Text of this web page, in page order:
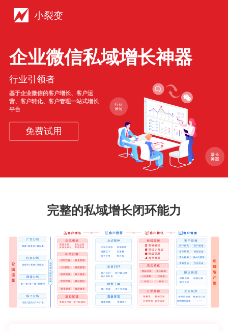
小裂变
企业微信私域增长神器
行业引领者
基于企业微信的客户增长、客户运
营、客户转化、客户管理一站式增长
平台
免费试用
完整的私域增长闭环能力